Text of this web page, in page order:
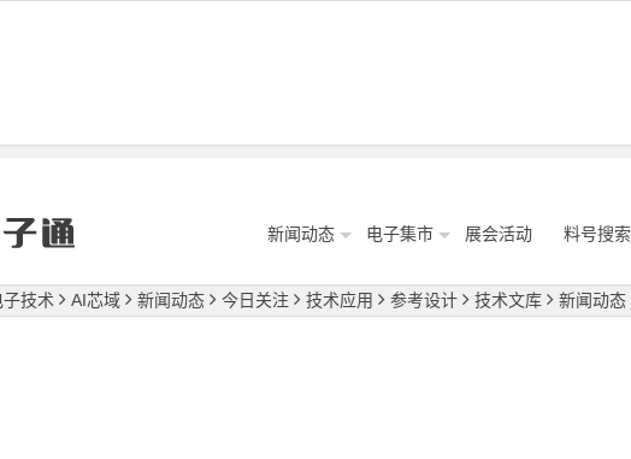
新闻动态 电子集市 展会活动 料号搜索
子技术 AI芯域 新闻动态 今日关注 技术应用 参考设计 技术文库 新闻动态